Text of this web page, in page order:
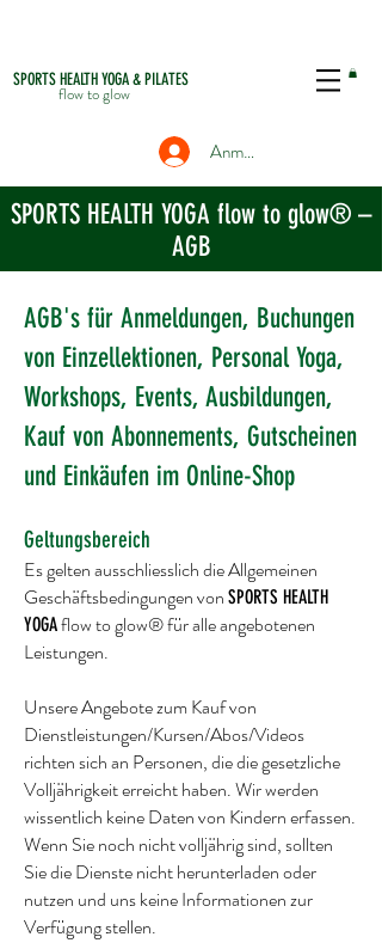
SPORTS HEALTH YOGA & PILATES
flow to glow
Anmelden
SPORTS HEALTH YOGA flow to glow® –
AGB
AGB's für Anmeldungen, Buchungen
von Einzellektionen, Personal Yoga,
Workshops, Events, Ausbildungen,
Kauf von Abonnements, Gutscheinen
und Einkäufen im Online-Shop
Geltungsbereich
Es gelten ausschliesslich die Allgemeinen
Geschäftsbedingungen von SPORTS HEALTH
YOGAflow to glow® für alle angebotenen
Leistungen.
Unsere Angebote zum Kauf von
Dienstleistungen/Kursen/Abos/Videos
richten sich an Personen, diedie gesetzliche
Volljährigkeit erreicht haben. Wir werden
wissentlich keine Daten von Kindern erfassen.
Wenn Sie noch nicht volljährig sind, sollten
Sie die Dienste nicht herunterladen oder
nutzen und uns keine Informationen zur
Verfügung stellen.